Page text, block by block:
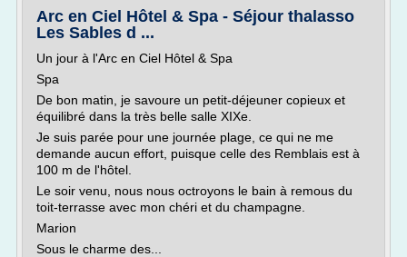
Arc en Ciel Hôtel & Spa - Séjour thalasso
Les Sables d ...
Un jour à l'Arc en Ciel Hôtel & Spa
Spa
De bon matin, je savoure un petit-déjeuner copieux et
équilibré dans la très belle salle XIXe.
Je suis parée pour une journée plage, ce qui ne me
demande aucun effort, puisque celle des Remblais est à
100 m de l'hôtel.
Le soir venu, nous nous octroyons le bain à remous du
toit-terrasse avec mon chéri et du champagne.
Marion
Sous le charme des...